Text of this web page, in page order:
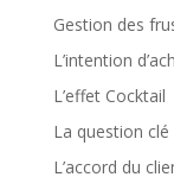
Gestion des
L’intention
L’effet Cocktail
La question clé
L’accord du